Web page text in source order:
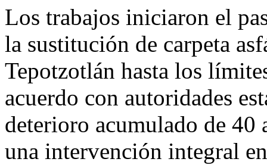
Los trabajos iniciaron el
la sustitución de carpeta
Tepotzotlán hasta los
acuerdo con autoridades
deterioro acumulado de 40
una intervención integral